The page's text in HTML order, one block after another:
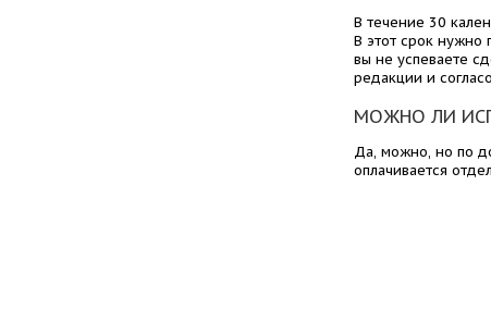
В течение 30
В этот срок нужно
вы не успеваете
редакции и
МОЖНО ЛИ
Да, можно, но по
оплачивается